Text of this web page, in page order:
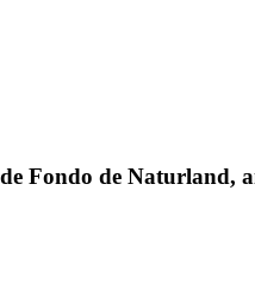
Fondo de